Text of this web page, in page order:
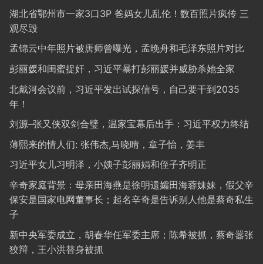
湖北省鄂州市一家3口3P 爸妈女儿乱伦！数百照片疯传 三
观尽毁
孟锦云中年照片被唐师曾曝光，孟晚舟和毛泽东照片对比
彭丽媛和闺蜜捉奸，习近平暴打彭丽媛并威胁杀她全家
北戴河会议前，习近平发出试探信号，自己要干到2035
年！
刘源–张又侠双剑合璧，温家宝幕后出手：习近平权力终结
薄熙来的情人们: 张伟杰,马晓晴，章子怡，姜丰
习近平女儿习明泽，小姨子彭丽娟和侄子齐明正
辛奇家庭背景：母亲田海燕是徐明遗孀田海蓉妹妹，假父辛
保安是国家电网董事长；起名辛奇是告诉别人他是蔡奇私生
子
新中央军委成立，胡春华任军委主席；陈希被抓，蔡奇嚣张
狡辩，王小洪替身被抓